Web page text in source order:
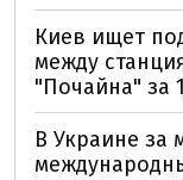
Киев ищет
между
"Почайна" за
В Украине за